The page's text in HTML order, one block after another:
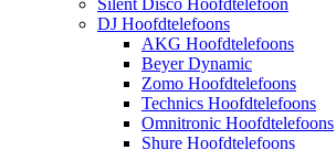
Silent Disco Hoofdtelefoon
DJ Hoofdtelefoons
AKG Hoofdtelefoons
Beyer Dynamic
Zomo Hoofdtelefoons
Technics Hoofdtelefoons
Omnitronic Hoofdtelefoons
Shure Hoofdtelefoons